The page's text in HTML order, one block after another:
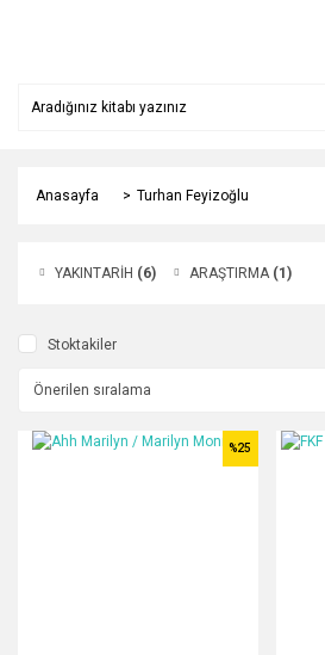
Anasayfa Turhan Feyizoğlu
YAKINTARİH (6) ARAŞTIRMA (1)
Stoktakiler
%25